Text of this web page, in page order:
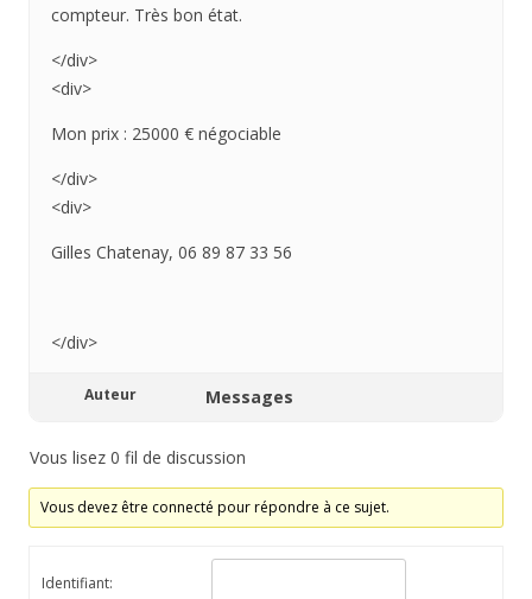
compteur. Très bon état.
</div>
<div>
Mon prix : 25000 € négociable
</div>
<div>
Gilles Chatenay, 06 89 87 33 56
</div>
Auteur Messages
Vous lisez 0 fil de discussion
Vous devez être connecté pour répondre à ce sujet.
Identifiant: